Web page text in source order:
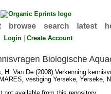
browse search latest
Login |Create Account
Biologische
H. Van De (2008) Verkenning
vestiging Yerseke, Yerseke,